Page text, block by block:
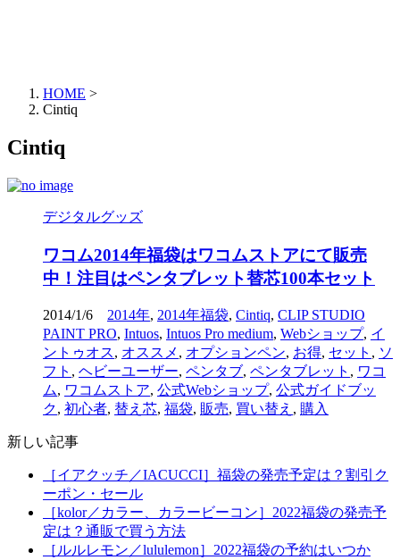
HOME >
Cintiq
Cintiq
デジタルグッズ
ワコム2014年福袋はワコムストアにて販売
中！注目はペンタブレット替芯100本セット
2014/1/6 2014年, 2014年福袋, Cintiq, CLIP STUDIO
PAINT PRO, Intuos, Intuos Pro medium, Webショップ, イ
ントゥオス, オススメ , オプションペン, お得, セット , ソ
フト , ヘビーユーザー, ペンタブ, ペンタブレット , ワコ
ム, ワコムストア, 公式Webショップ, 公式ガイドブッ
ク, 初心者, 替え芯, 福袋, 販売, 買い替え , 購入
新しい記事
［イアクッチ／IACUCCI］福袋の発売予定は？割引ク
ーポン・セール
［kolor／カラー、カラービーコン］2022福袋の発売予
定は？通販で買う方法
［ルルレモン／lululemon］2022福袋の予約はいつか